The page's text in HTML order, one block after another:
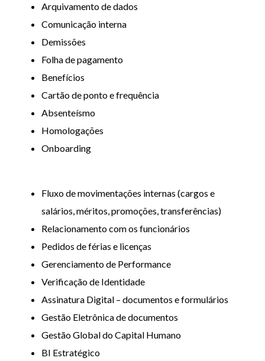
Arquivamento de dados
Comunicação interna
Demissões
Folha de pagamento
Benefícios
Cartão de ponto e frequência
Absenteísmo
Homologações
Onboarding
Fluxo de movimentações internas (cargos e
salários, méritos, promoções, transferências)
Relacionamento com os funcionários
Pedidos de férias e licenças
Gerenciamento de Performance
Verificação de Identidade
Assinatura Digital – documentos e formulários
Gestão Eletrônica de documentos
Gestão Global do Capital Humano
BI Estratégico